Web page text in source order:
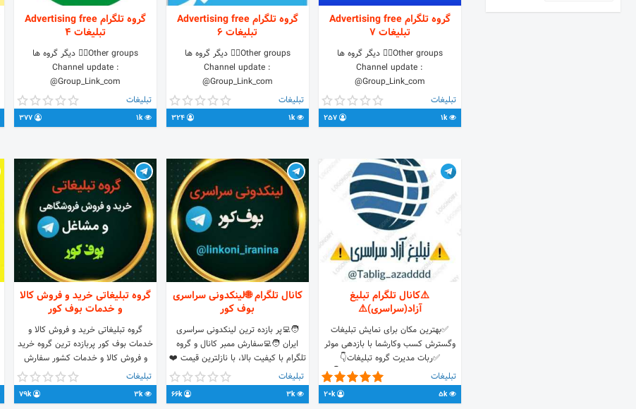
گروه تلگرام Advertising free
تبلیغات 7
Other groups👇🏼 دیگر گروه ها
Channel update :
@Group_Link_com
تبلیغات
1k
257
گروه تلگرام Advertising free
تبلیغات 6
Other groups👇🏼 دیگر گروه ها
Channel update :
@Group_Link_com
تبلیغات
1k
324
گروه تلگرام Advertising free
تبلیغات 4
Other groups👇🏼 دیگر گروه ها
Channel update :
@Group_Link_com
تبلیغات
1k
377
⚠️کانال تلگرام تبلیغ
آزاد(سراسری)⚠️
✅بهترین مکان برای نمایش تبلیغات
وگسترش کسب وکارشما با بازدهی موثر
✅ربات مدیرت گروه تبلیغات👇
@tablig_azadddd_bot 🌐لینک👇
https://t.me/joinchat/BQxy6iu59F40NTY8
🌐ارتباط با ادمین👇 @hossein00037 🔥
تبلیغات
5k
20k
کانال تلگرام 🌐لینکدونی سراسری
بوف کور
🧑‍💻پر بازده ترین لینکدونی سراسری
ایران 🧑‍💻سفارش ممبر کانال و گروه
تلگرام با کیفیت بالا، با نازلترین قیمت ❤️
هدف ما حمایت از گروه و کانال های
تلگرامی برای افزایش ممبر است
تبلیغات
3k
66k
گروه تبلیغاتی خرید و فروش کالا
و خدمات بوف کور
گروه تبلیغاتی خرید و فروش کالا و
خدمات بوف کور پربازده ترین گروه خرید
و فروش کالا و خدمات کشور سفارش
انواع ممبر گروه و کانال تلگرامی با کیفیت
بالا با نازلترین قیمت سفارش انواع فالوور
اینستاگرام با کیفیت بالا با نازلترین قیمت
تبلیغات
3k
79k